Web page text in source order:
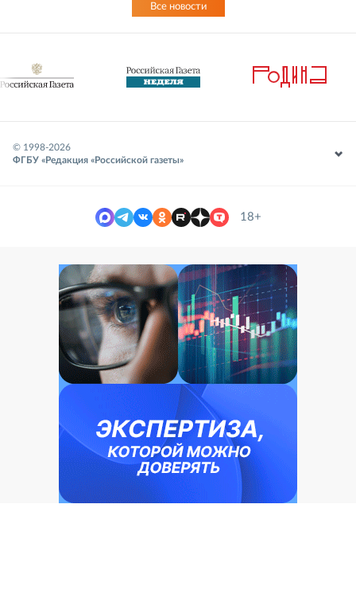
Все новости
© 1998-2026
ФГБУ «Редакция «Российской газеты»
18+